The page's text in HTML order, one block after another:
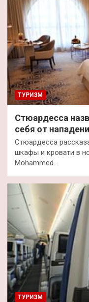
ТУРИЗМ
Стюардесса
себя от
Стюардесса
шкафы и кровати в
Mohammed…
ТУРИЗМ